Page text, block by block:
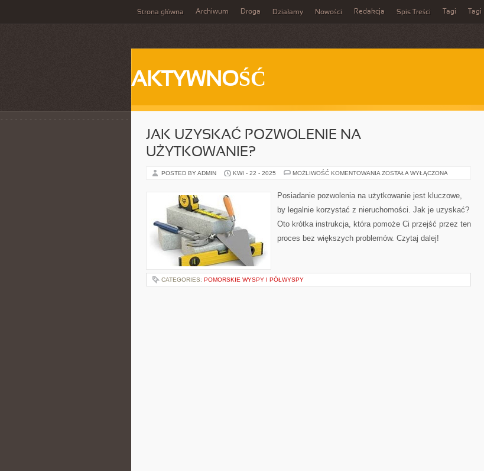
Strona główna Archiwum Droga Działamy Nowości Redakcja Spis Treści Tagi Tagi
AKTYWNOŚĆ
JAK UZYSKAĆ POZWOLENIE NA
UŻYTKOWANIE?
POSTED BY ADMIN KWI - 22 - 2025 MOŻLIWOŚĆ KOMENTOWANIA JAK
NA
UŻYTKOWANIE?
ZOSTAŁA WYŁĄCZONA
Posiadanie pozwolenia na użytkowanie jest kluczowe,
by legalnie korzystać z nieruchomości. Jak je uzyskać?
Oto krótka instrukcja, która pomoże Ci przejść przez ten
proces bez większych problemów. Czytaj dalej!
CATEGORIES: POMORSKIE WYSPY I PÓŁWYSPY